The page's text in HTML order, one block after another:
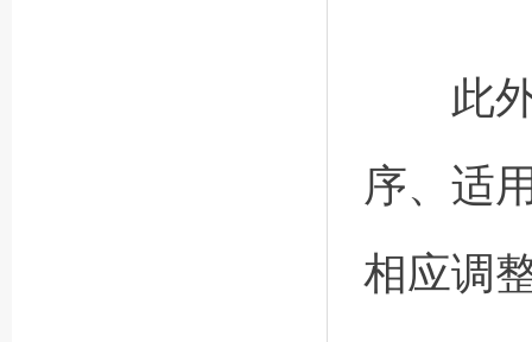
此外
序、适
相应调